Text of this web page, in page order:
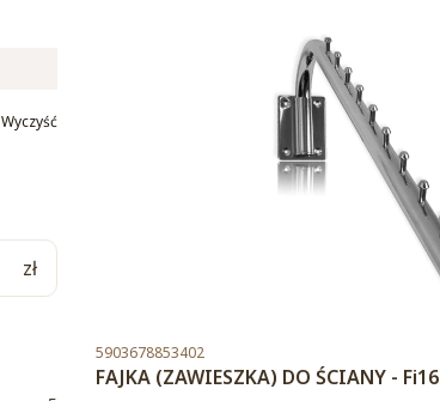
Wyczyść
zł
Kod produktu
5903678853402
FAJKA (ZAWIESZKA) DO ŚCIANY - Fi16